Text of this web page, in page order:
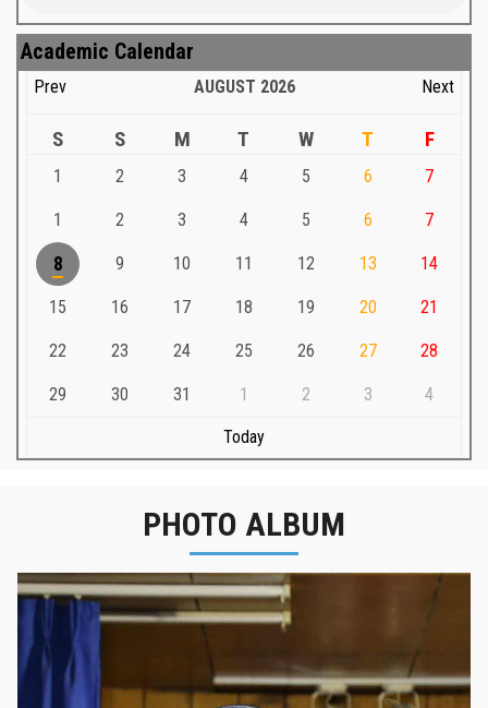
Academic Calendar
Prev AUGUST 2026 Next
S S M T W T F
1 2 3 4 5 6 7
1 2 3 4 5 6 7
8 9 10 11 12 13 14
15 16 17 18 19 20 21
22 23 24 25 26 27 28
29 30 31 1 2 3 4
Today
PHOTO ALBUM